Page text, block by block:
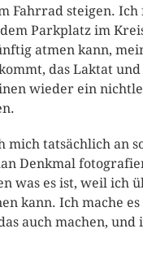
Fahrrad steigen. Ich
Parkplatz im
atmen kann,
das Laktat
wieder ein
mich tatsächlich an
Denkmal
was es ist, weil ich
kann. Ich mache
auch machen, und